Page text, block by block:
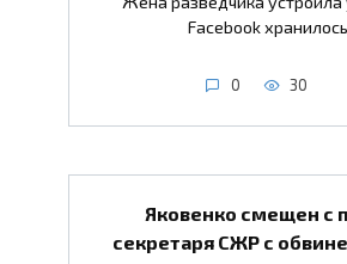
Facebook хранилось
0 30
Яковенко смещен с
секретаря СЖР с